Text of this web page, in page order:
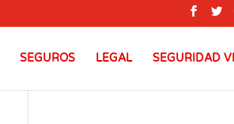
SEGUROS LEGAL SEGURIDAD